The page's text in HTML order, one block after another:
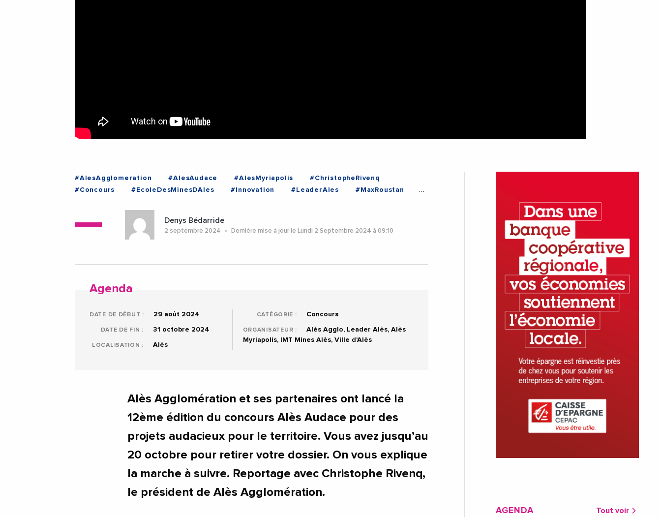
#AlesAgglomeration #AlesAudace #AlesMyriapolis
#ChristopheRivenq
#Concours
#EcoleDesMinesDAles #Innovation #LeaderAles
#MaxRoustan
Denys Bédarride
2 septembre 2024 Dernière mise à jour le Lundi 2 Septembre 2024 à 09:10
Agenda
DATE DE DÉBUT : 29 août 2024
DATE DE FIN : 31 octobre 2024
LOCALISATION : Alès
CATÉGORIE : Concours
ORGANISATEUR :
Alès Agglo, Leader Alès, Alès
Myriapolis, IMT Mines Alès, Ville d'Alès
Alès Agglomération et ses partenaires ont lancé la
12ème édition du concours Alès Audace pour des
projets audacieux pour le territoire. Vous avez jusqu’au
20 octobre pour retirer votre dossier. On vous explique
la marche à suivre. Reportage avec Christophe Rivenq,
le président de Alès Agglomération.
AGENDA Tout voir